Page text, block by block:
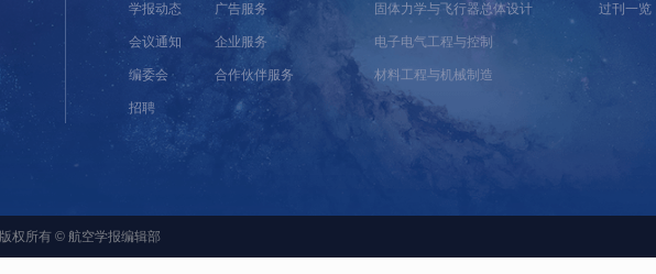
学报动态
会议通知
编委会
招聘
广告服务
企业服务
合作伙伴服务
固体力学与飞行器总体设计
电子电气工程与控制
材料工程与机械制造
过刊一览
版权所有 © 航空学报编辑部